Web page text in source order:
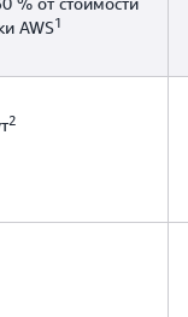
AWS1
2